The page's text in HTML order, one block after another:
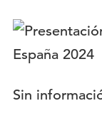
Logotipo:
Descripción:
Sin